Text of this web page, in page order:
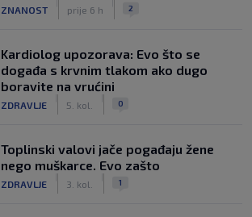
ZNANOST prije 6 h 2
Kardiolog upozorava: Evo što se
događa s krvnim tlakom ako dugo
boravite na vrućini
ZDRAVLJE 5. kol. 0
Toplinski valovi jače pogađaju žene
nego muškarce. Evo zašto
ZDRAVLJE 3. kol. 1